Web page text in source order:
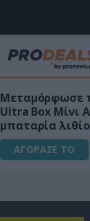
Μεταμόρφωσε
Ultra Box Μίνι
μπαταρία
ΑΓΟΡΑΣΕ ΤΟ